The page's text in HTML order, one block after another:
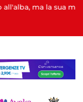
ma la sua morte è